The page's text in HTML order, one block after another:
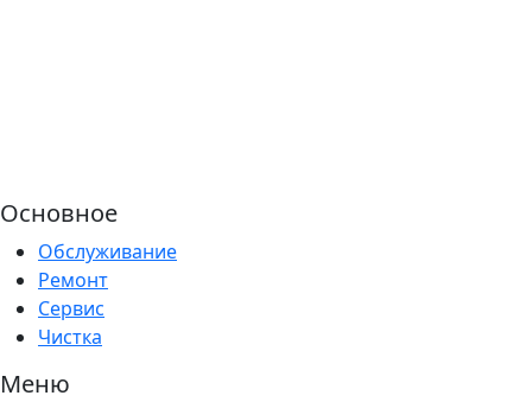
Основное
Обслуживание
Ремонт
Сервис
Чистка
Меню